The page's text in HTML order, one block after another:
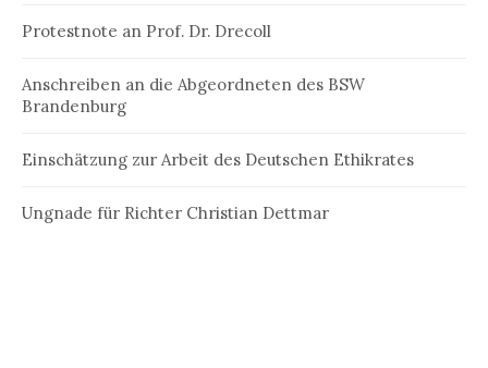
Protestnote an Prof. Dr. Drecoll
Anschreiben an die Abgeordneten des BSW
Brandenburg
Einschätzung zur Arbeit des Deutschen Ethikrates
Ungnade für Richter Christian Dettmar